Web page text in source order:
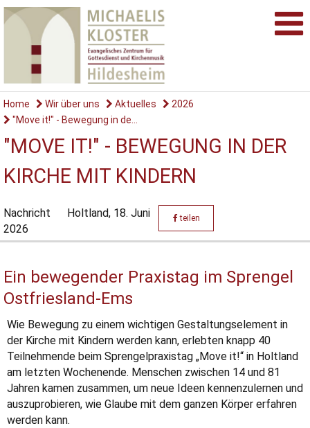
Home Wir über uns Aktuelles
2026
"Move it!" - Bewegung in de...
"MOVE IT!" - BEWEGUNG IN DER
KIRCHE MIT KINDERN
Nachricht Holtland, 18. Juni
2026
teilen
Ein bewegender Praxistag im Sprengel
Ostfriesland-Ems
Wie Bewegung zu einem wichtigen Gestaltungselement in
der Kirche mit Kindern werden kann, erlebten knapp 40
Teilnehmende beim Sprengelpraxistag „Move it!“ in Holtland
am letzten Wochenende. Menschen zwischen 14 und 81
Jahren kamen zusammen, um neue Ideen kennenzulernen und
auszuprobieren, wie Glaube mit dem ganzen Körper erfahren
werden kann.